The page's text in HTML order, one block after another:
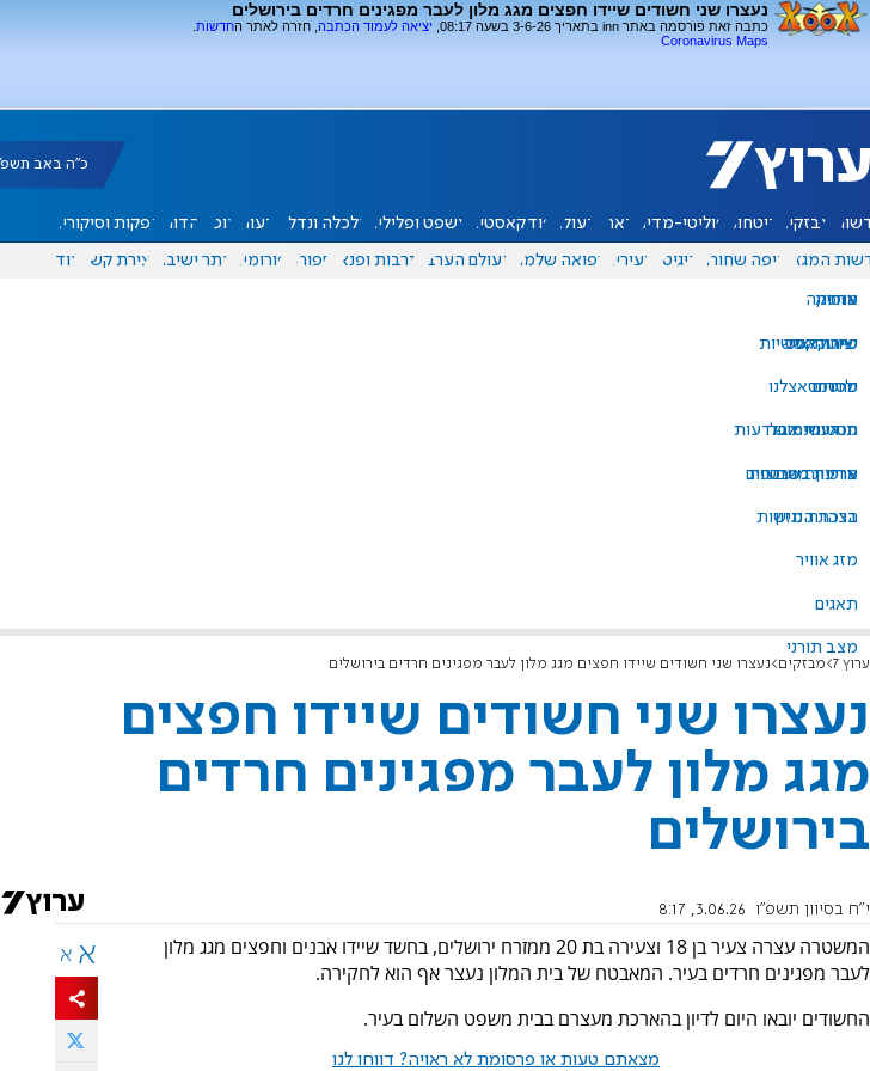
נעצרו שני חשודים שיידו חפצים מגג מלון לעבר מפגינים חרדים בירושלים
כתבה זאת פורסמה באתר inn בתאריך 3-6-26 בשעה 08:17, יציאה לעמוד הכתבה , חזרה לאתר החדשות
Coronavirus Maps